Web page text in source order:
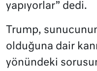
yapıyorlar” dedi.
Trump,
olduğuna dair
yönündeki